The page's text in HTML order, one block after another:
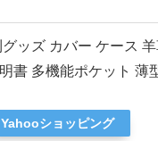
ッズ カバー ケース
書 多機能ポケット 薄
Yahooショッピング